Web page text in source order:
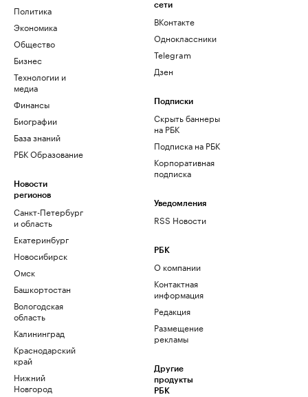
Политика
Экономика
Общество
Бизнес
Технологии и
медиа
Финансы
Биографии
База знаний
РБК Образование
Новости
регионов
Санкт-Петербург
и область
Екатеринбург
Новосибирск
Омск
Башкортостан
Вологодская
область
Калининград
Краснодарский
край
Нижний
Новгород
сети
ВКонтакте
Одноклассники
Telegram
Дзен
Подписки
Скрыть баннеры
на РБК
Подписка на РБК
Корпоративная
подписка
Уведомления
RSS Новости
РБК
О компании
Контактная
информация
Редакция
Размещение
рекламы
Другие
продукты
РБК